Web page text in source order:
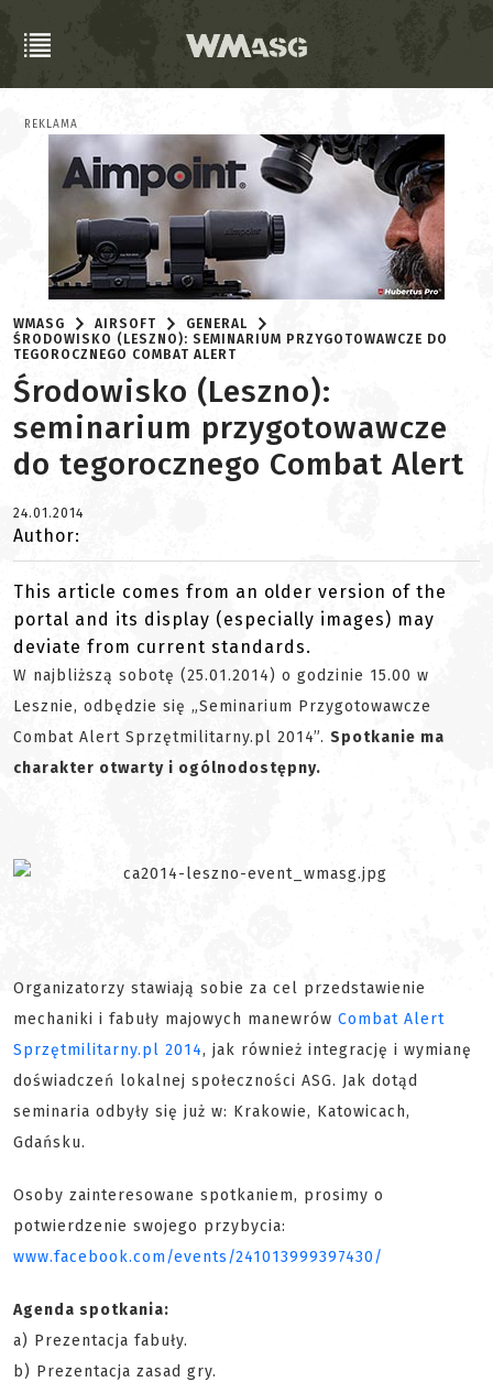
REKLAMA
WMASG AIRSOFT
GENERAL
ŚRODOWISKO (LESZNO): SEMINARIUM PRZYGOTOWAWCZE DO
TEGOROCZNEGO COMBAT ALERT
Środowisko (Leszno):
seminarium przygotowawcze
do tegorocznego Combat Alert
24.01.2014
Author:
This article comes from an older version of the
portal and its display (especially images) may
deviate from current standards.
W najbliższą sobotę (25.01.2014) o godzinie 15.00 w
Lesznie, odbędzie się „Seminarium Przygotowawcze
Combat Alert Sprzętmilitarny.pl 2014”. Spotkanie ma
charakter otwarty i ogólnodostępny.
Organizatorzy stawiają sobie za cel przedstawienie
mechaniki i fabuły majowych manewrów Combat Alert
Sprzętmilitarny.pl 2014, jak również integrację i wymianę
doświadczeń lokalnej społeczności ASG. Jak dotąd
seminaria odbyły się już w: Krakowie, Katowicach,
Gdańsku.
Osoby zainteresowane spotkaniem, prosimy o
potwierdzenie swojego przybycia:
www.facebook.com/events/241013999397430/
Agenda spotkania:
a) Prezentacja fabuły.
b) Prezentacja zasad gry.